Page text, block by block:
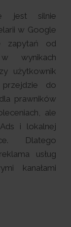
jest silnie
w Google
zapytań od
wynikach
użytkownik
do
prawników
ale
i lokalnej
Dlatego
usług
kanałami